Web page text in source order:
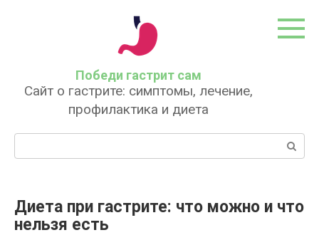
Победи гастрит сам
Сайт о гастрите: симптомы, лечение,
профилактика и диета
Диета при гастрите: что можно и что
нельзя есть